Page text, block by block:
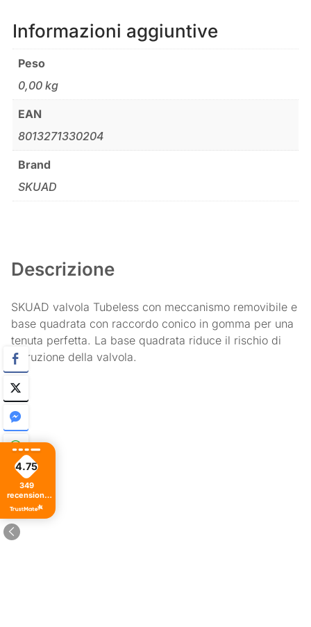
Informazioni aggiuntive
Peso
0,00 kg
EAN
8013271330204
Brand
SKUAD
Descrizione
SKUAD valvola Tubeless con meccanismo removibile e
base quadrata con raccordo conico in gomma per una
tenuta perfetta. La base quadrata riduce il rischio di
ostruzione della valvola.
4.75
349
recensioni
di tutti i
tempi